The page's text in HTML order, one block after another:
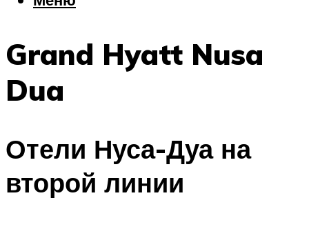
Шоппинг
Что посетить
Grand Hyatt Nusa
Dua
Отели Нуса-Дуа на
второй линии